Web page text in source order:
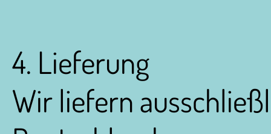
4. Lieferung
Wir liefern